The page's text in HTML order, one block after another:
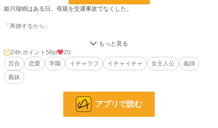
姫川瑞樹はある日、母親を交通事故でなくした。
「再婚するから」
そう言った父親が１ヶ月後連れてきたのは、新しい母親と、美人で可愛らしい義
理の妹、楓だった。
次の日から、唐突に楓が急に積極的になる。
それもそのはず、楓にとっての瑞樹は幼稚園の頃の初恋相手だったのだ。
※他サイトにも掲載しております
15,392 位 / 228,851 件
24h.ポイント 56pt
20
百合
恋愛 学園 イチャラブ イチャイチャ 女主人公
義姉
義妹
アプリで読む